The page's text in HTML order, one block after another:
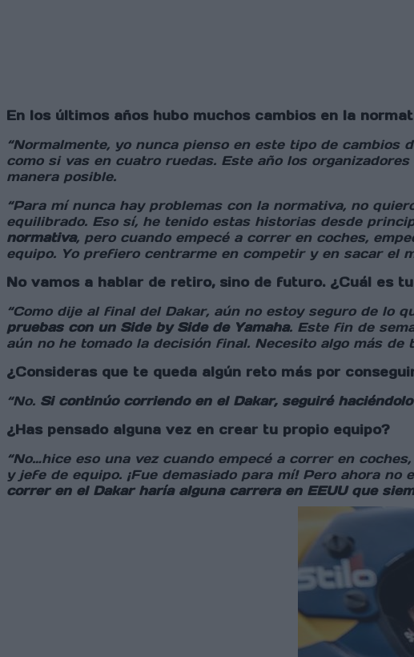
En los últimos años hubo muchos cambios en la
“Normalmente, yo nunca pienso en este tipo de
como si vas en cuatro ruedas. Este año los
manera posible.
“Para mí nunca hay problemas con la normativa, no
equilibrado. Eso sí, he tenido estas historias desde
normativa, pero cuando empecé a correr en coches,
equipo. Yo prefiero centrarme en competir y en sacar el
No vamos a hablar de retiro, sino de futuro. ¿Cuál es
“Como dije al final del Dakar, aún no estoy seguro de lo
pruebas con un Side by Side de Yamaha. Este fin de
aún no he tomado la decisión final. Necesito algo más de
¿Consideras que te queda algún reto más por
“No. Si continúo corriendo en el Dakar, seguiré
¿Has pensado alguna vez en crear tu propio equipo?
“No…hice eso una vez cuando empecé a correr en
y jefe de equipo. ¡Fue demasiado para mí! Pero ahora
correr en el Dakar haría alguna carrera en EEUU que